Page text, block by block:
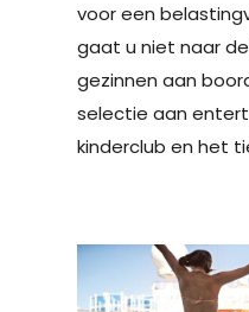
voor een
gaat u niet naar
gezinnen aan
selectie aan
kinderclub en het